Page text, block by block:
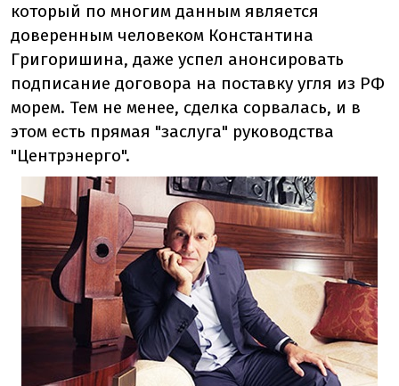
который по многим данным является
доверенным человеком Константина
Григоришина, даже успел анонсировать
подписание договора на поставку угля из РФ
морем. Тем не менее, сделка сорвалась, и в
этом есть прямая "заслуга" руководства
"Центрэнерго".